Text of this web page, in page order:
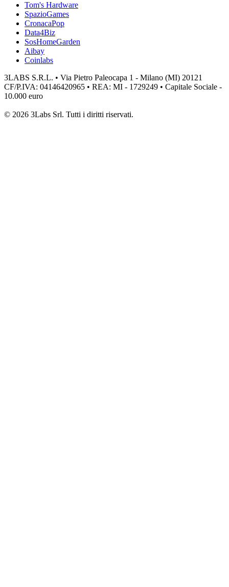
Tom's Hardware
SpazioGames
CronacaPop
Data4Biz
SosHomeGarden
Aibay
Coinlabs
3LABS S.R.L. • Via Pietro Paleocapa 1 - Milano (MI) 20121
CF/P.IVA: 04146420965 • REA: MI - 1729249 • Capitale Sociale -
10.000 euro
© 2026 3Labs Srl. Tutti i diritti riservati.